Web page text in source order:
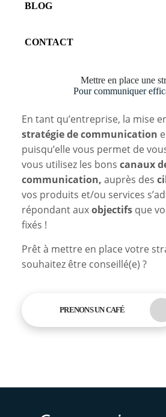
BLOG
CONTACT
Mettre en place une
Pour communiquer
En tant qu’entreprise, la mise
stratégie de communication
puisqu’elle vous permet de
vous utilisez les bons canaux
communication, auprès des
vos produits et/ou services
répondant auxobjectifsque
fixés !
Prêt à mettre en place votre
souhaitez être conseillé(e) ?
PRENONS UN CAFÉ